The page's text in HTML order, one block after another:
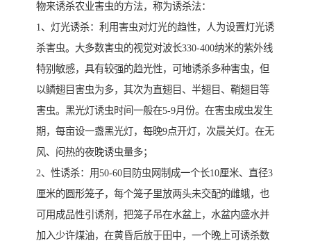
物来诱杀农业害虫的方法，称为诱杀法：
1、灯光诱杀：利用害虫对灯光的趋性，人为设置灯光诱
杀害虫。大多数害虫的视觉对波长330-400纳米的紫外线
特别敏感，具有较强的趋光性，可地诱杀多种害虫，但
以鳞翅目害虫为多，其次为直翅目、半翅目、鞘翅目等
害虫。黑光灯诱虫时间一般在5-9月份。在害虫成虫发生
期，每亩设一盏黑光灯，每晚9点开灯，次晨关灯。在无
风、闷热的夜晚诱虫量多；
2、性诱杀：用50-60目防虫网制成一个长10厘米、直径3
厘米的圆形笼子，每个笼子里放两头未交配的雌蛾，也
可用成品性引诱剂，把笼子吊在水盆上，水盆内盛水并
加入少许煤油，在黄昏后放于田中，一个晚上可诱杀数